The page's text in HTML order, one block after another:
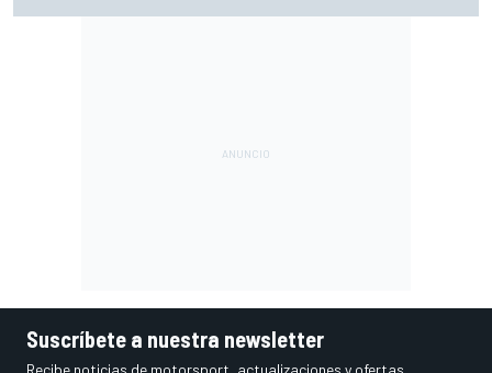
Suscríbete a nuestra newsletter
Recibe noticias de motorsport, actualizaciones y ofertas